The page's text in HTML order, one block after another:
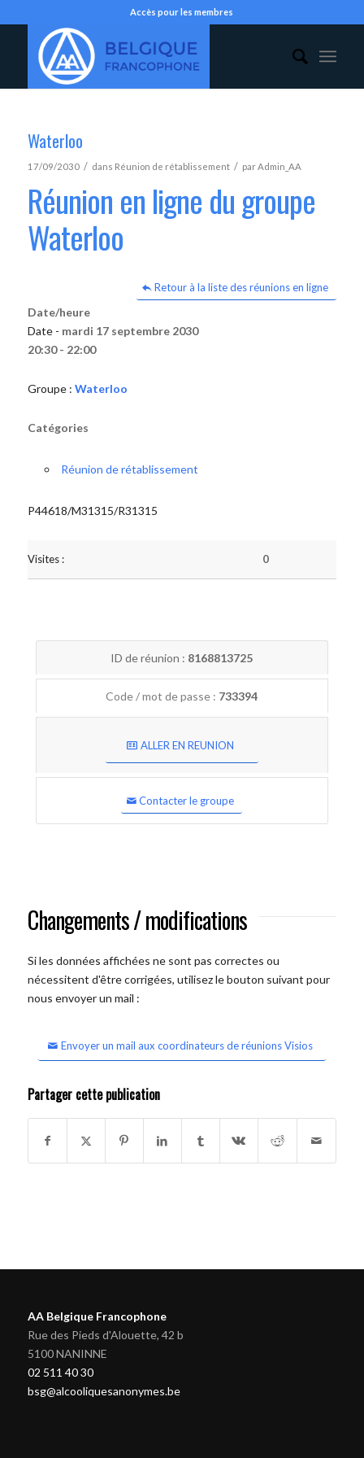
Accès pour les membres
Waterloo
17/09/2030 / dans Réunion de rétablissement / parAdmin_AA
Réunion en ligne du groupe
Waterloo
Retour à la liste des réunions en ligne
Date/heure
Date - mardi 17 septembre 2030
20:30 - 22:00
Groupe : Waterloo
Catégories
Réunion de rétablissement
P44618/M31315/R31315
Visites : 0
ID de réunion : 8168813725
Code / mot de passe : 733394
ALLER EN REUNION
Contacter le groupe
Changements / modifications
Si les données affichées ne sont pas correctes ou
nécessitent d'être corrigées, utilisez le bouton suivant pour
nous envoyer un mail :
Envoyer un mail aux coordinateurs de réunions Visios
Partager cette publication
AA Belgique Francophone
Rue des Pieds d'Alouette, 42 b
5100 NANINNE
02 511 40 30
bsg@alcooliquesanonymes.be